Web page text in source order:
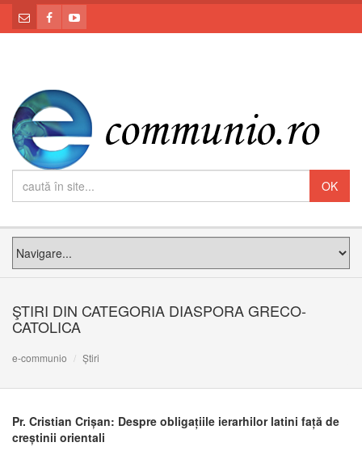
ŞTIRI DIN CATEGORIA DIASPORA GRECO-
CATOLICA
e-communio Știri
Pr. Cristian Crișan: Despre obligațiile ierarhilor latini față de
creștinii orientali